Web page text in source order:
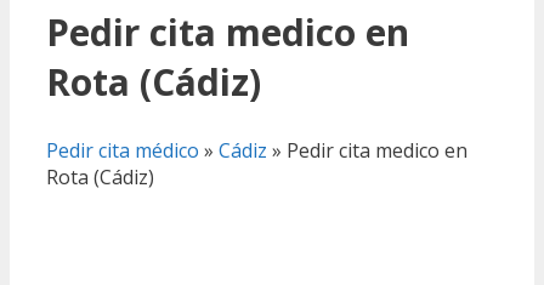
Pedir cita medico en
Rota (Cádiz)
Pedir cita médico » Cádiz » Pedir cita medico en
Rota (Cádiz)